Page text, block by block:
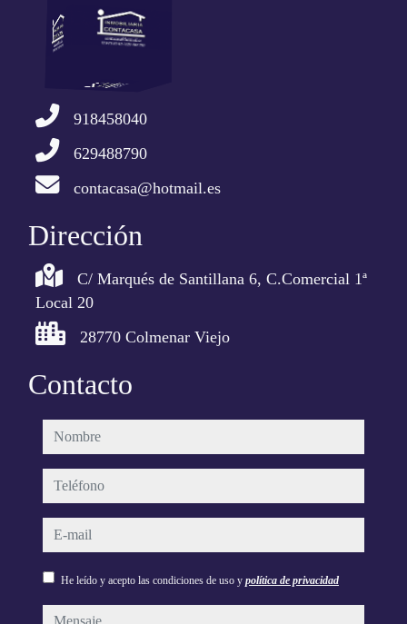
918458040
629488790
contacasa@hotmail.es
Dirección
C/ Marqués de Santillana 6, C.Comercial 1ª
Local 20
28770 Colmenar Viejo
Contacto
nombre
teléfono
e-mail
He leído y acepto las condiciones de uso y política de privacidad
mensaje